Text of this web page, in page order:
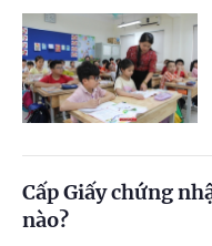
Cấp Giấy chứng
nào?